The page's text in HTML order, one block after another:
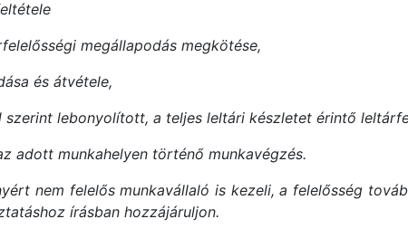
megállapodás megkötése,
és átvétele,
szerint lebonyolított, a teljes leltári készletet érintő
adott munkahelyen történő munkavégzés.
nem felelős munkavállaló is kezeli, a felelősség
írásban hozzájáruljon.